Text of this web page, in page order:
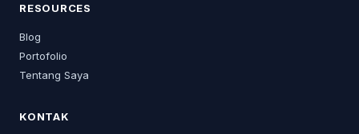
RESOURCES
Blog
Portofolio
Tentang Saya
KONTAK